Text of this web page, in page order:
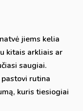
jiems kelia
kitais arkliais ar
saugiai.
rutina
kuris tiesiogiai